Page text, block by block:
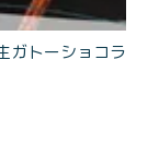
ガトーショコラ